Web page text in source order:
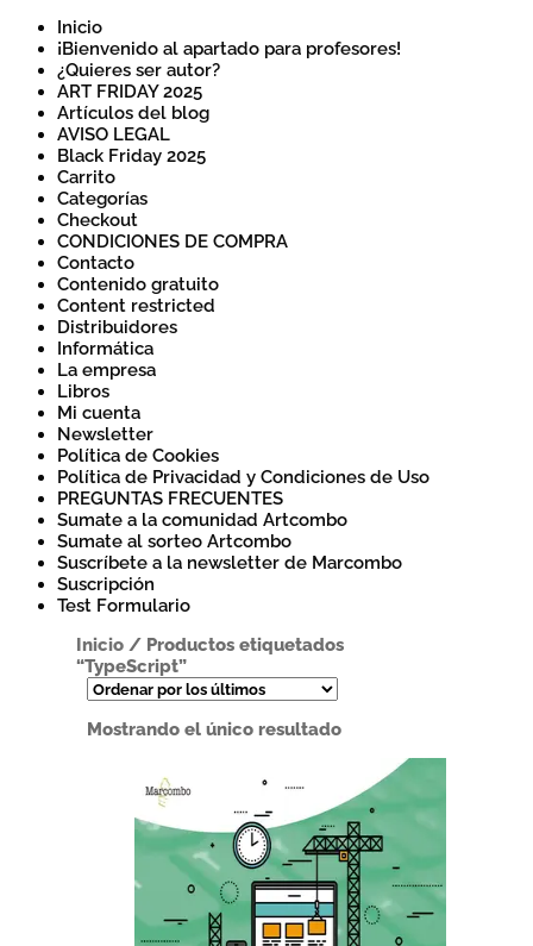
Inicio
¡Bienvenido al apartado para profesores!
¿Quieres ser autor?
ART FRIDAY 2025
Artículos del blog
AVISO LEGAL
Black Friday 2025
Carrito
Categorías
Checkout
CONDICIONES DE COMPRA
Contacto
Contenido gratuito
Content restricted
Distribuidores
Informática
La empresa
Libros
Mi cuenta
Newsletter
Política de Cookies
Política de Privacidad y Condiciones de Uso
PREGUNTAS FRECUENTES
Sumate a la comunidad Artcombo
Sumate al sorteo Artcombo
Suscríbete a la newsletter de Marcombo
Suscripción
Test Formulario
Inicio / Productos etiquetados
“TypeScript”
Mostrando el único resultado